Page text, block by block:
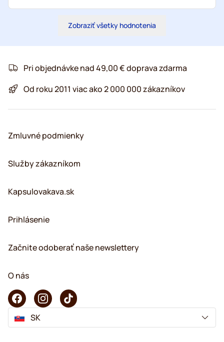
Zobraziť všetky hodnotenia
Pri objednávke nad 49,00 € doprava zdarma
Od roku 2011 viac ako 2 000 000 zákazníkov
Zmluvné podmienky
Služby zákazníkom
Kapsulovakava.sk
Prihlásenie
Začnite odoberať naše newslettery
O nás
SK